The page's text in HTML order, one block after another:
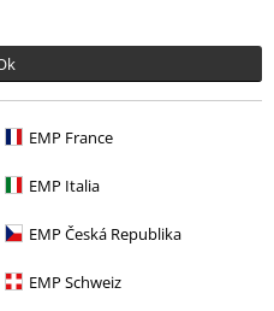
EMP France
EMP Italia
EMP Česká Republika
EMP Schweiz